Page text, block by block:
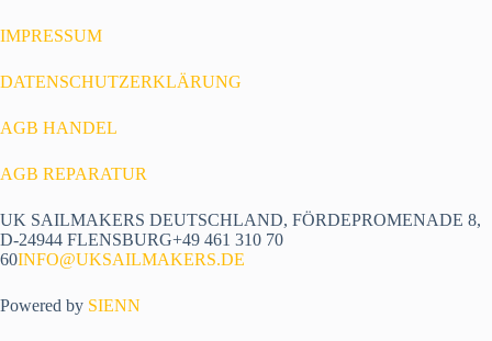
IMPRESSUM
DATENSCHUTZERKLÄRUNG
AGB HANDEL
AGB REPARATUR
UK SAILMAKERS DEUTSCHLAND, FÖRDEPROMENADE 8,
D-24944 FLENSBURG+49 461 310 70
60INFO@UKSAILMAKERS.DE
Powered by SIENN